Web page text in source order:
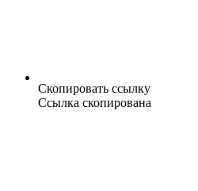
Скопировать ссылку
Ссылка скопирована